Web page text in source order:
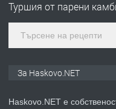
ПРЕДЛАГА
Туршия от парени
За Haskovo.NET
Haskovo.NET е